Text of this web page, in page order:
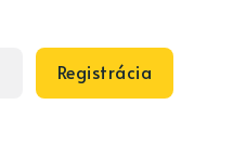
Registrácia